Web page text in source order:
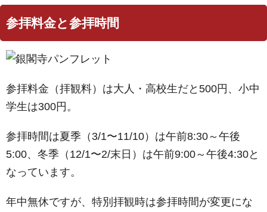
参拝料金と参拝時間
参拝料金（拝観料）は大人・高校生だと500円、小中
学生は300円。
参拝時間は夏季（3/1〜11/10）は午前8:30～午後
5:00、冬季（12/1〜2/末日）は午前9:00～午後4:30と
なっています。
年中無休ですが、特別拝観時は参拝時間が変更にな